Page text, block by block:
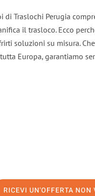
di Traslochi Perugia
il trasloco. Ecco
soluzioni su misura.
Europa, garantiamo
RICEVI UN'OFFERTA NON